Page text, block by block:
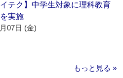
イテク】中学生対象に理科教育
実施
07日 (金)
もっと見る »